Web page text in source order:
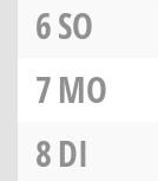
6SO
7MO
8DI